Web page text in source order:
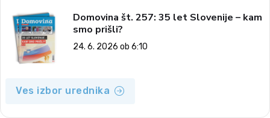
Domovina št. 257: 35 let Slovenije – kam
smo prišli?
24. 6. 2026 ob 6:10
Ves izbor urednika